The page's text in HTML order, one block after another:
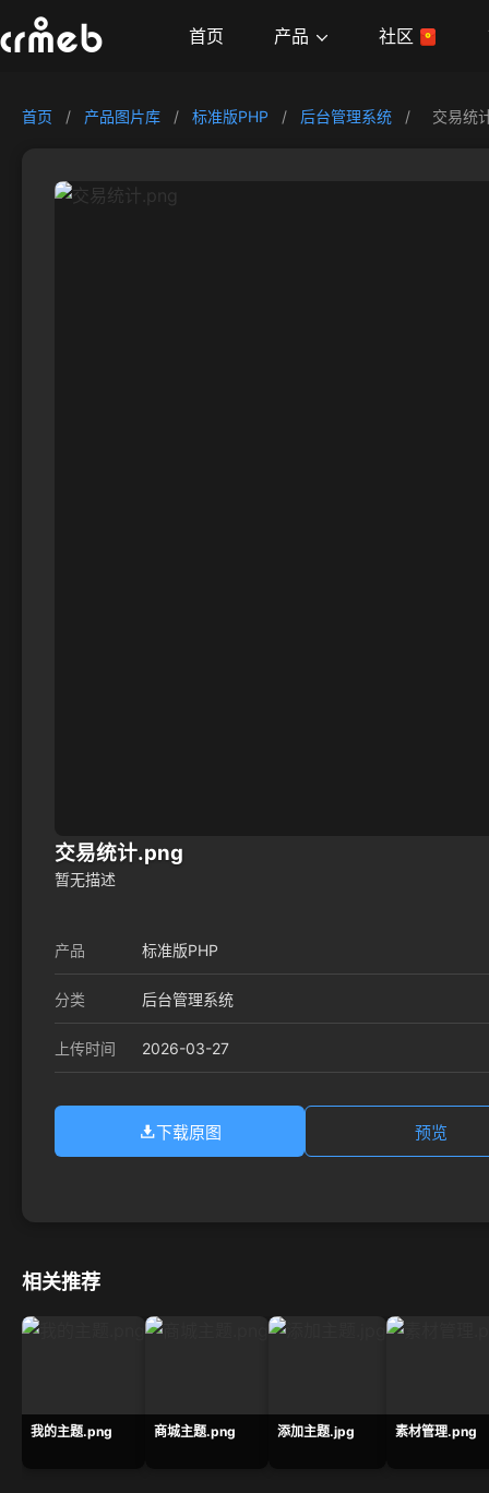
首页 产品 社区
首页 / 产品图片库 / 标准版PHP / 后台管理系统 / 交易统
交易统计.png
暂无描述
产品 标准版PHP
分类 后台管理系统
上传时间 2026-03-27
下载原图 预览
相关推荐
我的主题.png 商城主题.png 添加主题.jpg 素材管理.png